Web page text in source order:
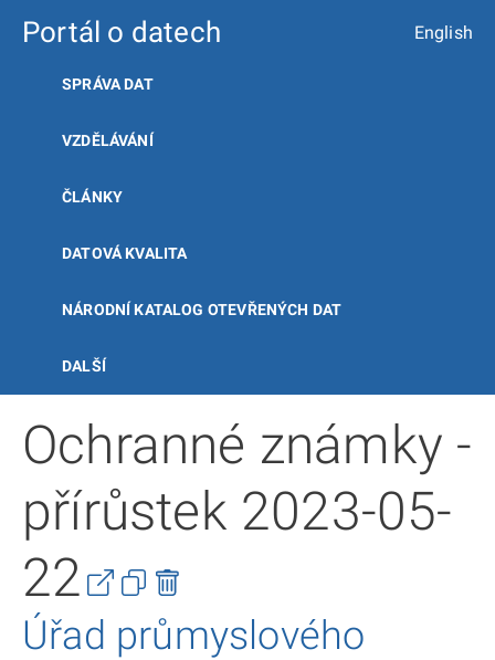
Portál o datech English
SPRÁVA DAT
VZDĚLÁVÁNÍ
ČLÁNKY
DATOVÁ KVALITA
NÁRODNÍ KATALOG OTEVŘENÝCH DAT
DALŠÍ
Ochranné známky -
přírůstek 2023-05-
22
Úřad průmyslového